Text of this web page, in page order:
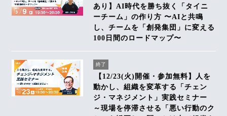
あり】AI時代を勝ち抜く「タイニ
ーチーム」の作り方 〜AIと共鳴
し、チームを「創発集団」に変える
100日間のロードマップ〜
終了
【12/23(火)開催・参加無料】人を
動かし、組織を変革する「チェン
ジ・マネジメント」実践セミナー
～現場を停滞させる「悪い行動のク